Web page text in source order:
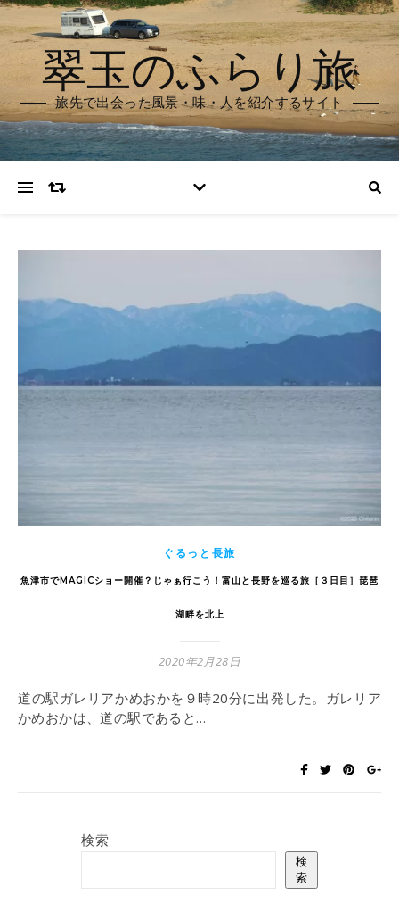
翠玉のふらり旅
旅先で出会った風景・味・人を紹介するサイト
ぐるっと長旅
魚津市でMAGICショー開催？じゃぁ行こう！富山と長野を巡る旅［３日目］琵琶
湖畔を北上
2020年2月28日
道の駅ガレリアかめおかを９時20分に出発した。ガレリア
かめおかは、道の駅であると…
検索
検
索